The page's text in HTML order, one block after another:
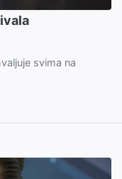
svima na